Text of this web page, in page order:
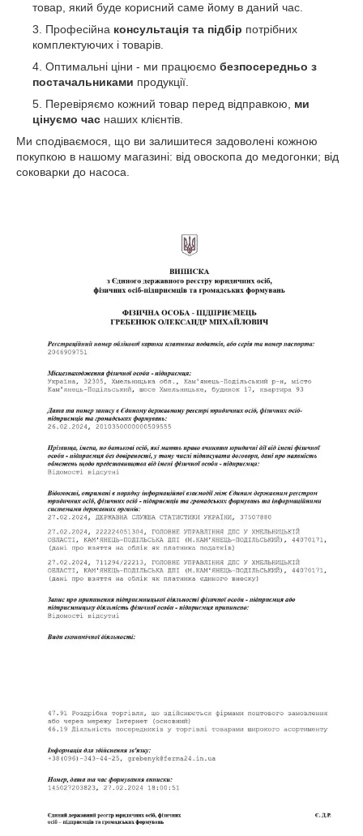
товар, який буде корисний саме йому в даний час.
Професійна консультація та підбір потрібних
комплектуючих і товарів.
Оптимальні ціни - ми працюємо безпосередньо з
постачальниками продукції.
Перевіряємо кожний товар перед відправкою, ми
цінуємо час наших клієнтів.
Ми сподіваємося, що ви залишитеся задоволені кожною
покупкою в нашому магазині: від овоскопа до медогонки; від
соковарки до насоса.